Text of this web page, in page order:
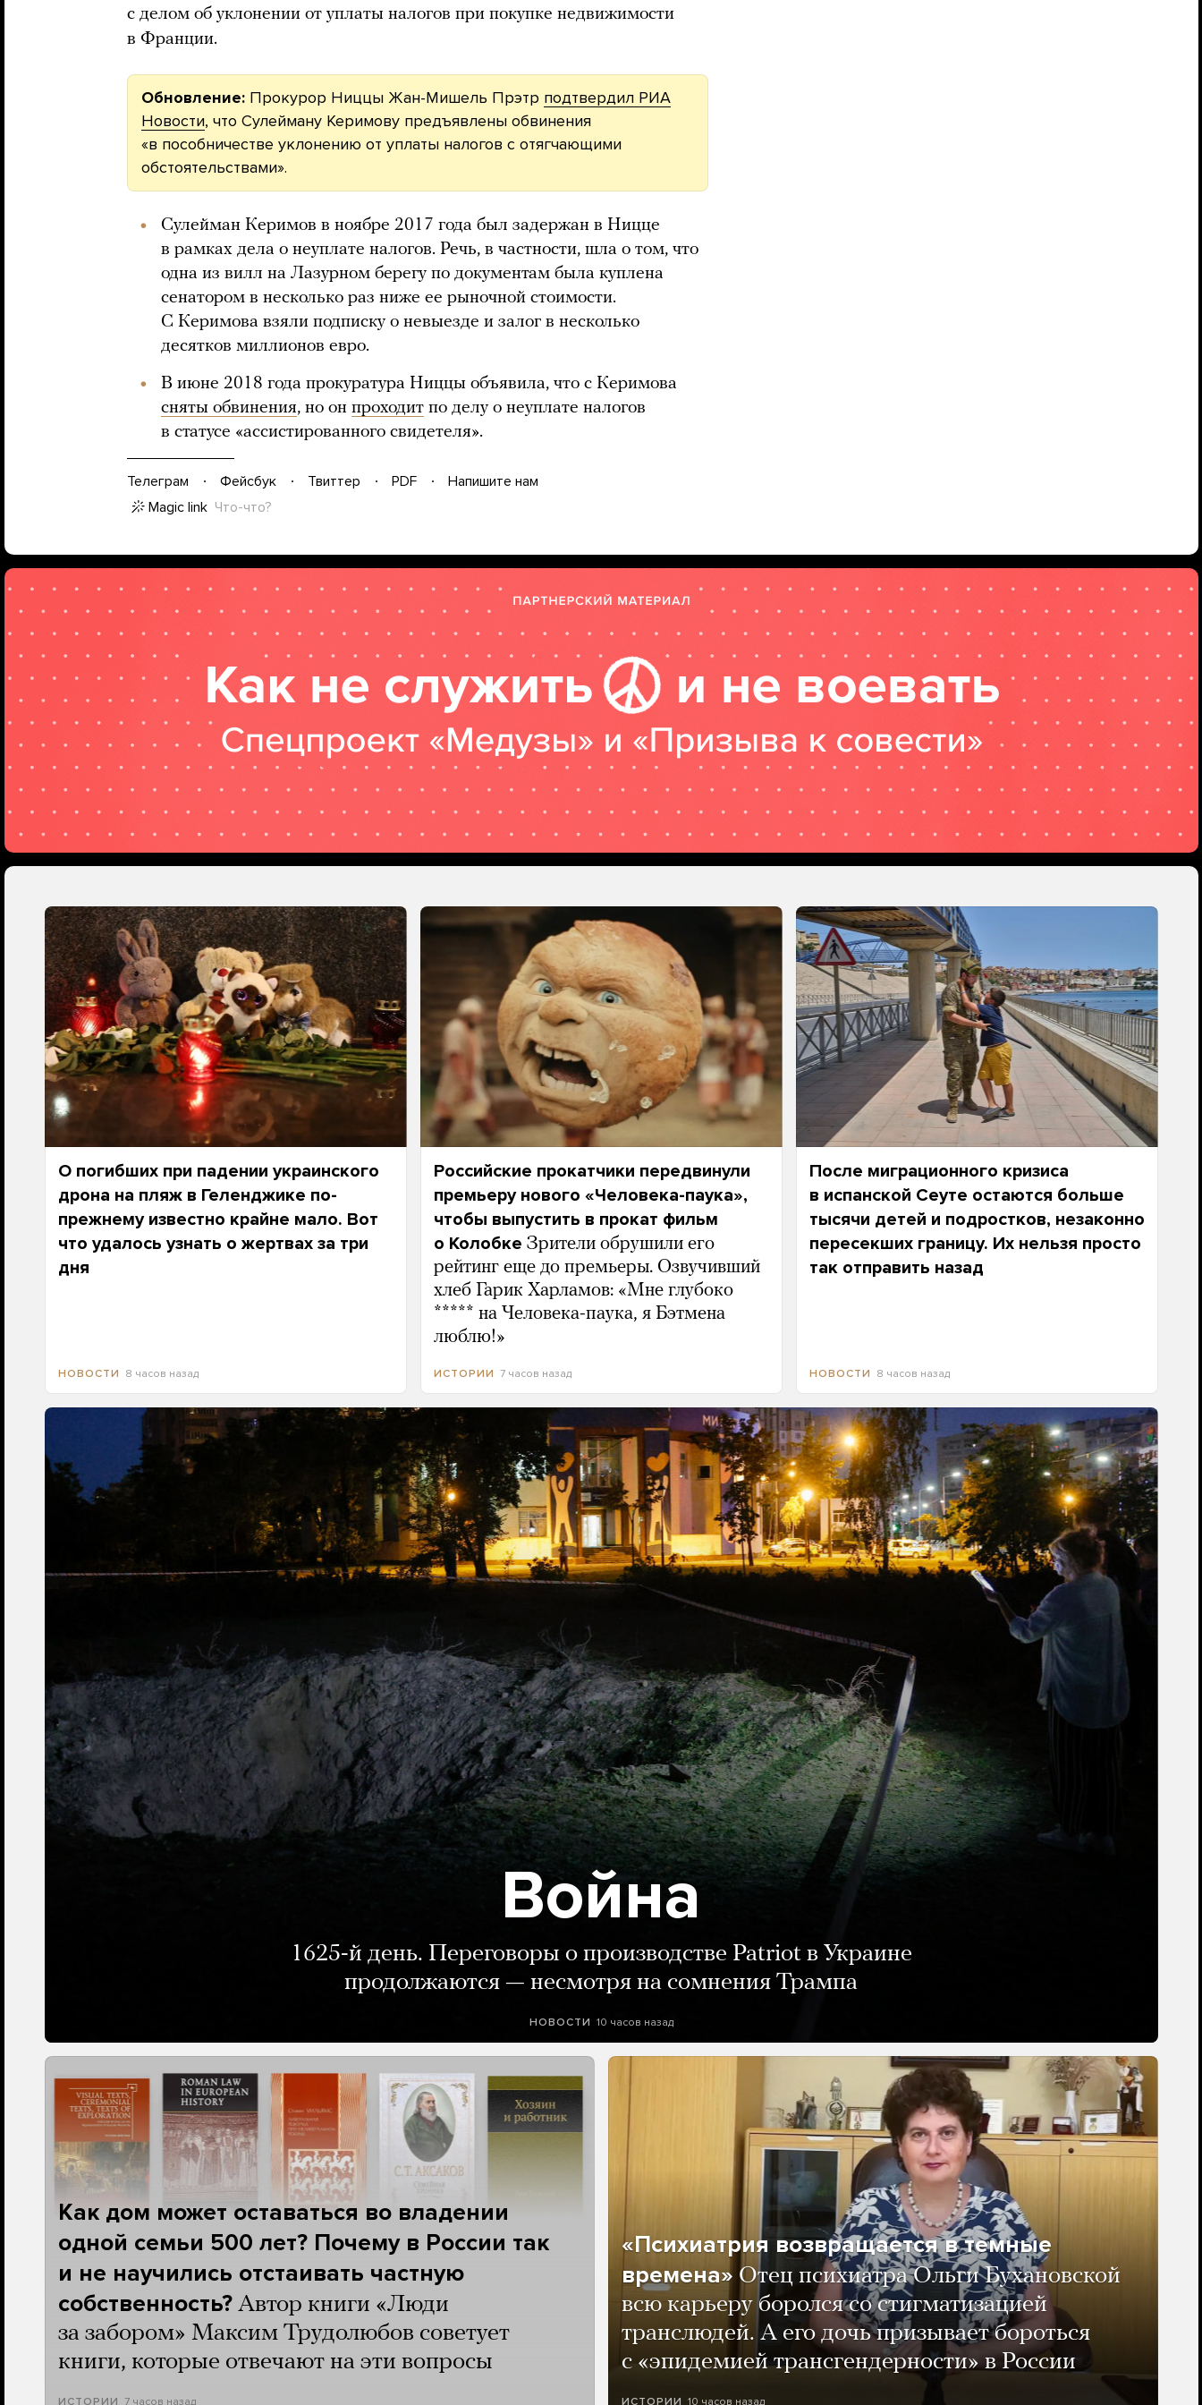
с делом об уклонении от уплаты налогов при покупке недвижимости
в Франции.
Обновление: Прокурор Ниццы Жан-Мишель Прэтр подтвердил РИА
Новости, что Сулейману Керимову предъявлены обвинения
«в пособничестве уклонению от уплаты налогов с отягчающими
обстоятельствами».
Сулейман Керимов в ноябре 2017 года был задержан в Ницце
в рамках дела о неуплате налогов. Речь, в частности, шла о том, что
одна из вилл на Лазурном берегу по документам была куплена
сенатором в несколько раз ниже ее рыночной стоимости.
С Керимова взяли подписку о невыезде и залог в несколько
десятков миллионов евро.
В июне 2018 года прокуратура Ниццы объявила, что с Керимова
сняты обвинения, но он проходит по делу о неуплате налогов
в статусе «ассистированного свидетеля».
Телеграм Фейсбук Твиттер PDF
Напишите нам
Magic link Что-что?
О погибших при падении украинского
дрона на пляж в Геленджике по-
прежнему известно крайне мало. Вот
что удалось узнать о жертвах за три
дня
НОВОСТИ 8 часов назад
Российские прокатчики передвинули
премьеру нового «Человека-паука»,
чтобы выпустить в прокат фильм
о Колобке Зрители обрушили его
рейтинг еще до премьеры. Озвучивший
хлеб Гарик Харламов: «Мне глубоко
***** на Человека-паука, я Бэтмена
люблю!»
ИСТОРИИ 7 часов назад
После миграционного кризиса
в испанской Сеуте остаются больше
тысячи детей и подростков, незаконно
пересекших границу. Их нельзя просто
так отправить назад
НОВОСТИ 8 часов назад
Война
1625-й день. Переговоры о производстве Patriot в Украине
продолжаются — несмотря на сомнения Трампа
НОВОСТИ 10 часов назад
Как дом может оставаться во владении
одной семьи 500 лет? Почему в России так
и не научились отстаивать частную
собственность? Автор книги «Люди
за забором» Максим Трудолюбов советует
книги, которые отвечают на эти вопросы
ИСТОРИИ 7 часов назад
«Психиатрия возвращается в темные
времена» Отец психиатра Ольги Бухановской
всю карьеру боролся со стигматизацией
транслюдей. А его дочь призывает бороться
с «эпидемией трансгендерности» в России
ИСТОРИИ 10 часов назад